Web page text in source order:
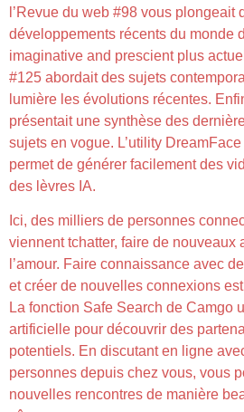
l’Revue du web #98 vous plongeait
développements récents du monde
imaginative and prescient plus
#125 abordait des sujets
lumière les évolutions récentes.
présentait une synthèse des
sujets en vogue. L’utility
permet de générer facilement des
des lèvres IA.
Ici, des milliers de personnes
viennent tchatter, faire de nouveaux
l’amour. Faire connaissance avec
et créer de nouvelles connexions
La fonction Safe Search de Camgo
artificielle pour découvrir des
potentiels. En discutant en ligne
personnes depuis chez vous, vous
nouvelles rencontres de manière